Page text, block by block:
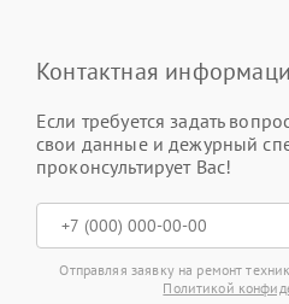
Контактная
Если требуется задать
свои данные и дежурный
проконсультирует Вас!
Отправляя заявку на ремонт
Политикой